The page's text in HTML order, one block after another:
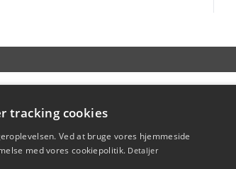
tracking cookies
Ved at bruge vores hjemmeside
med vores cookiepolitik. Detaljer